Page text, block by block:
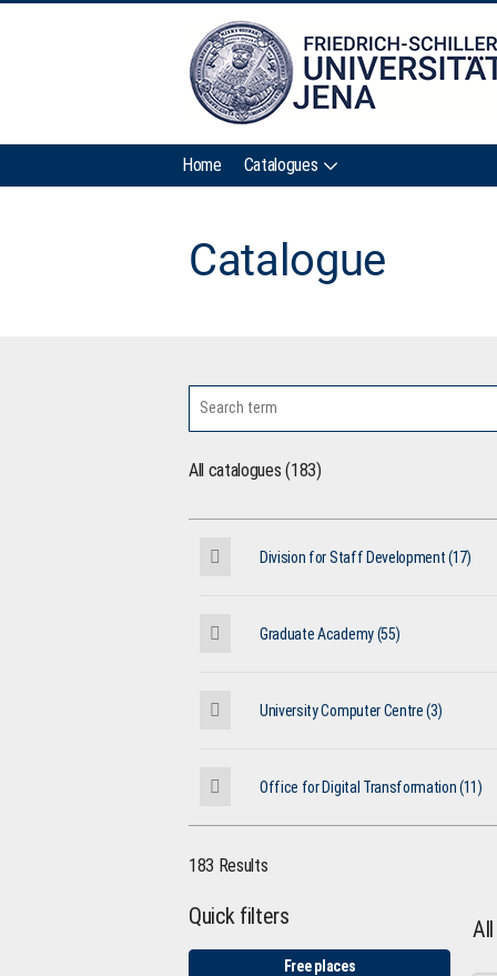
Home Catalogues
Catalogue
All catalogues (183)
Division for Staff Development (17)
Graduate Academy (55)
University Computer Centre (3)
Office for Digital Transformation (11)
183 Results
Quick filters
Free places